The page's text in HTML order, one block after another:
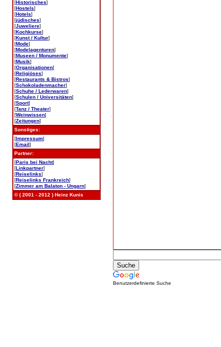
[Historisches]
[Hostels]
[Hotels]
[jüdisches]
[Juweliere]
[Kochkurse]
[Kunst / Kultur]
[Mode]
[Modelagenturen]
[Museen / Monumente]
[Musik]
[Organisationen]
[Religiöses]
[Restaurants & Bistros]
[Schokoladenmacher]
[Schuhe / Lederwaren]
[Schulen / Universitäten]
[Sport]
[Tanz / Theater]
[Weinwissen]
[Zeitungen]
Sonstiges:
[Impressum]
[Email]
Partner:
[Paris bei Nacht]
[Linkpartner]
[Reiselinks]
[Reiselinks Frankreich]
[Zimmer am Balaton - Ungarn]
© ( 2001 - 2012 ) Heinz Kunis
Benutzerdefinierte Suche